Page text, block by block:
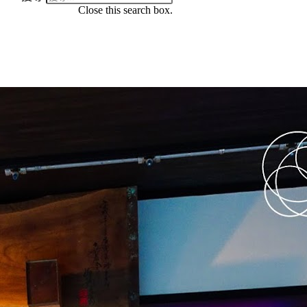
Close this search box.